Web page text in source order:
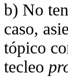
b) No
caso,
tópico
tecleo